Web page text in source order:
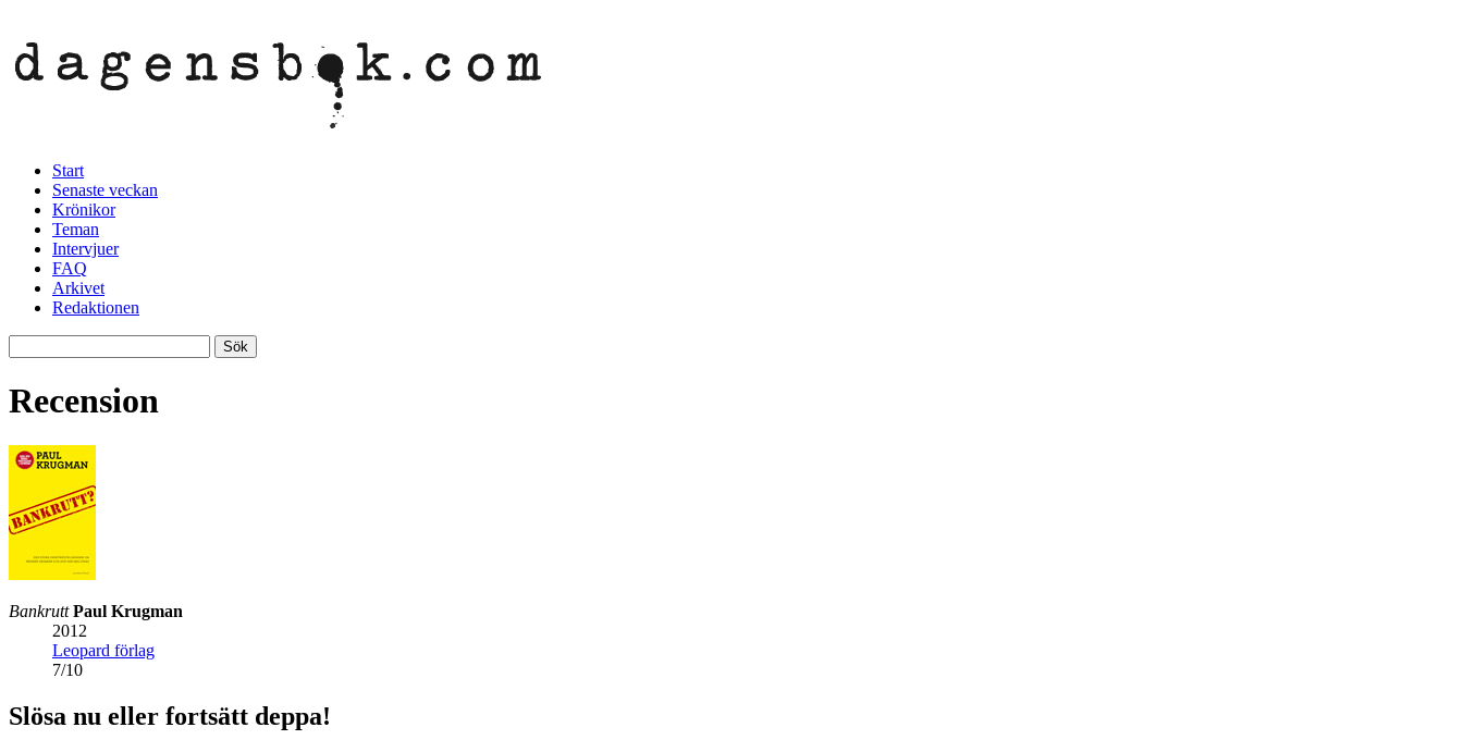
Start
Senaste veckan
Krönikor
Teman
Intervjuer
FAQ
Arkivet
Redaktionen
Recension
Bankrutt Paul Krugman
2012
Leopard förlag
7/10
Slösa nu eller fortsätt deppa!